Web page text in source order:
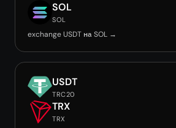
SOL
SOL
exchange USDT на SOL →
USDT
TRC20
TRX
TRX